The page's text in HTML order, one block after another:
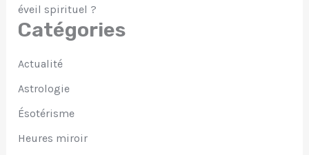
éveil spirituel ?
Catégories
Actualité
Astrologie
Ésotérisme
Heures miroir